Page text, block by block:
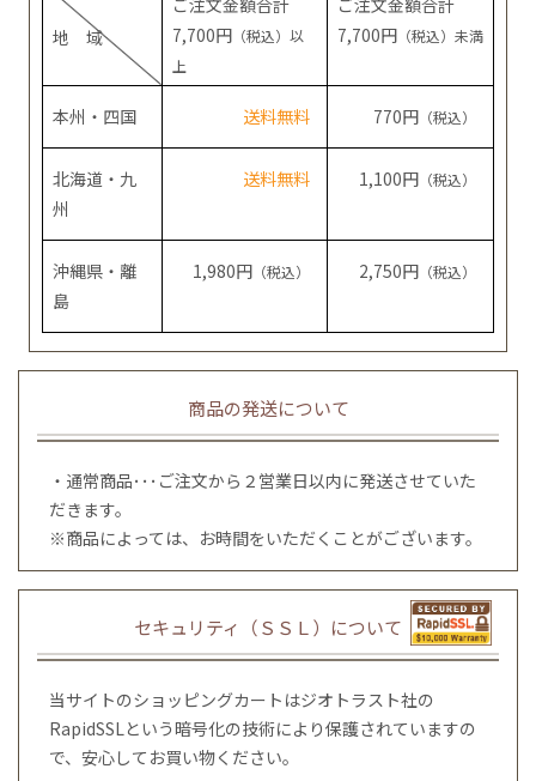
地 域
7,700円 （税込）以
上
7,700円 （税込）未満
本州・四国 送料無料 770円 （税込）
北海道・九
州
送料無料 1,100円 （税込）
沖縄県・離
島
1,980円 （税込） 2,750円 （税込）
商品の発送について
・通常商品･･･ご注文から２営業日以内に発送させていた
だきます。
※商品によっては、お時間をいただくことがございます。
セキュリティ（ＳＳＬ）について
当サイトのショッピングカートはジオトラスト社の
RapidSSLという暗号化の技術により保護されていますの
で、安心してお買い物ください。